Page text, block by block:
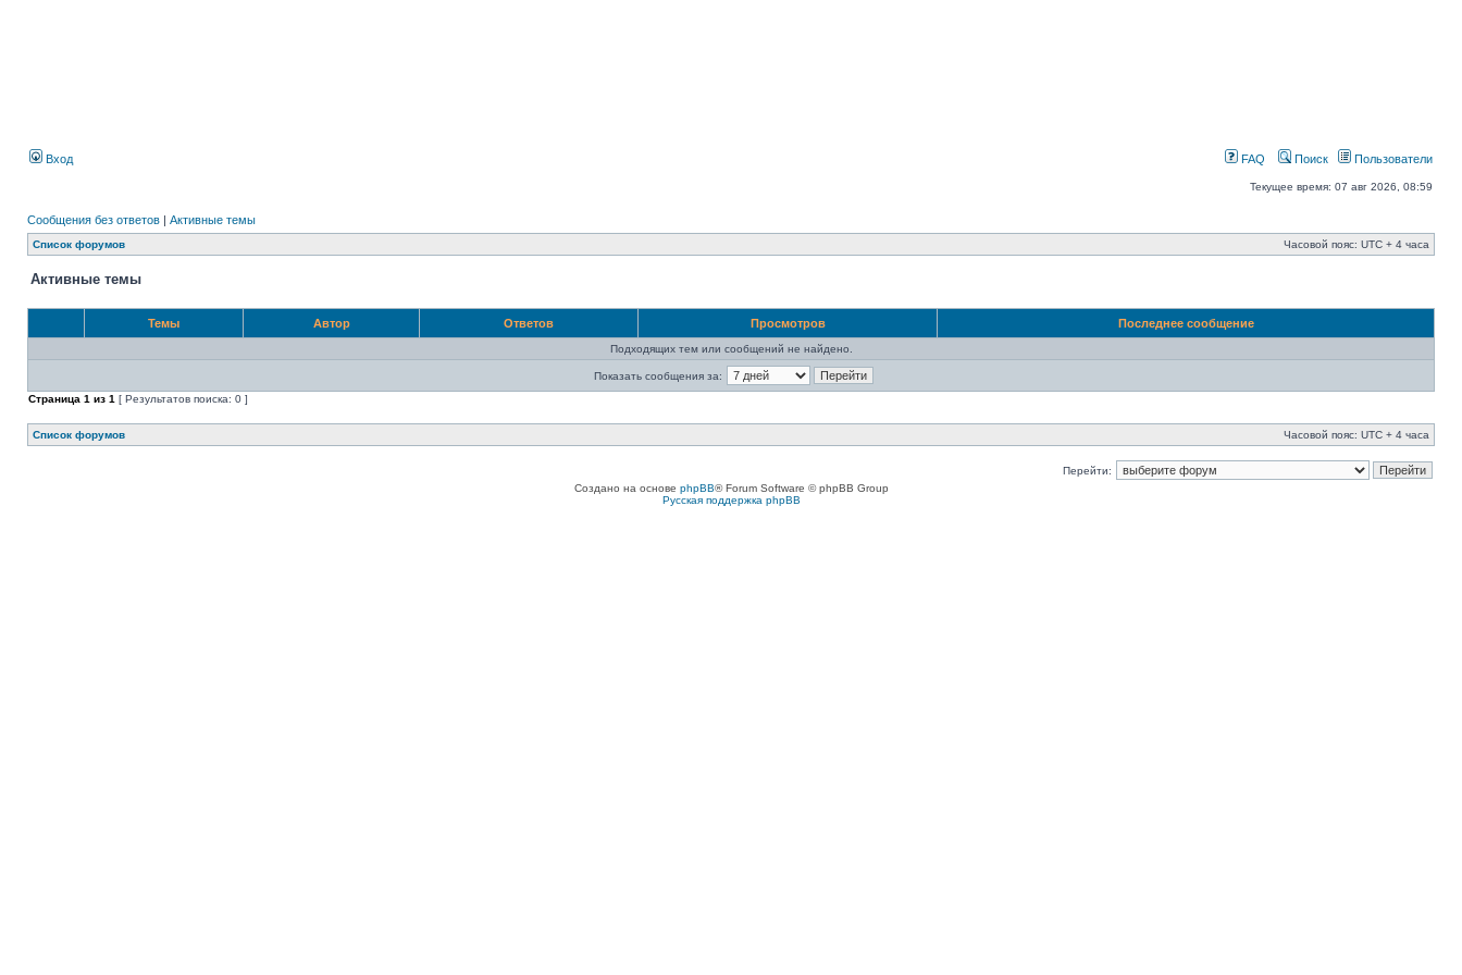
Вход FAQ Поиск Пользователи
Текущее время: 07 авг 2026, 08:59
Сообщения без ответов | Активные темы
Список форумов Часовой пояс: UTC + 4 часа
Активные темы
Темы Автор Ответов Просмотров Последнее сообщение
Подходящих тем или сообщений не найдено.
Показать сообщения за:
Страница 1 из 1 [ Результатов поиска: 0 ]
Список форумов Часовой пояс: UTC + 4 часа
Перейти:
Создано на основе phpBB® Forum Software © phpBB Group
Русская поддержка phpBB